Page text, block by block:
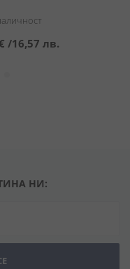
/16,57 лв.
НИ: